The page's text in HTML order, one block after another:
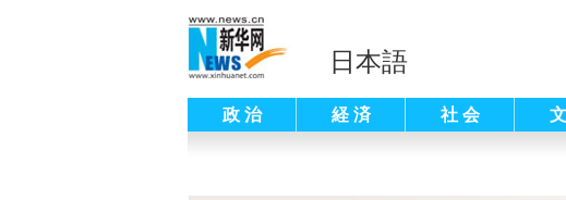
日本語
政 治 経 済 社 会